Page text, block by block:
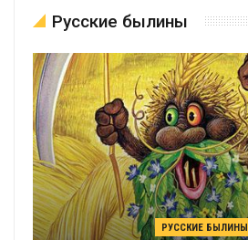
Русские былины
РУССКИЕ БЫЛИНЫ